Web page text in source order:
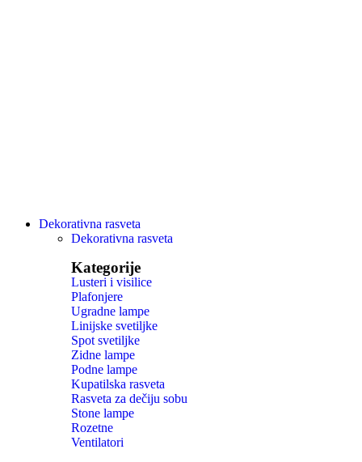
Dekorativna rasveta
Dekorativna rasveta
Kategorije
Lusteri i visilice
Plafonjere
Ugradne lampe
Linijske svetiljke
Spot svetiljke
Zidne lampe
Podne lampe
Kupatilska rasveta
Rasveta za dečiju sobu
Stone lampe
Rozetne
Ventilatori